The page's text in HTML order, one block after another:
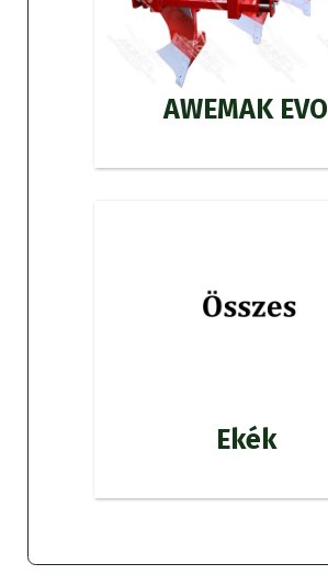
AWEMAK EVO
Ekék